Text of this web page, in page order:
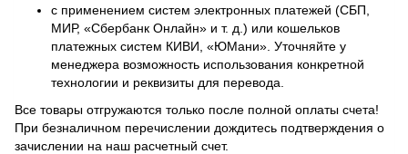
с применением систем электронных платежей (СБП,
МИР, «Сбербанк Онлайн» и т. д.) или кошельков
платежных систем КИВИ, «ЮМани». Уточняйте у
менеджера возможность использования конкретной
технологии и реквизиты для перевода.
Все товары отгружаются только после полной оплаты счета!
При безналичном перечислении дождитесь подтверждения о
зачислении на наш расчетный счет.